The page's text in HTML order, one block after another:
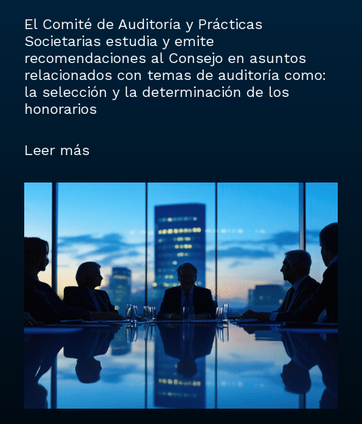
El Comité de Auditoría y Prácticas
Societarias estudia y emite
recomendaciones al Consejo en asuntos
relacionados con temas de auditoría como:
la selección y la determinación de los
honorarios
Leer más